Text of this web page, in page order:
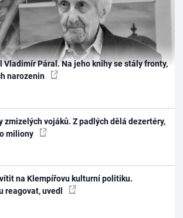
Vladimír Páral. Na jeho knihy se stály fronty,
narozenin
zmizelých vojáků. Z padlých dělá dezertéry,
miliony
na Klempířovu kulturní politiku.
reagovat, uvedl